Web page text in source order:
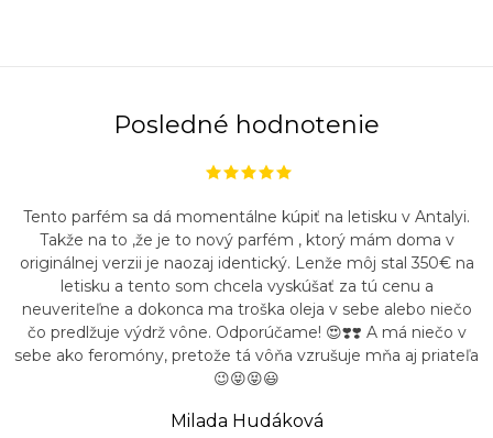
Posledné hodnotenie
Tento parfém sa dá momentálne kúpiť na letisku v Antalyi.
Takže na to ,že je to nový parfém , ktorý mám doma v
originálnej verzii je naozaj identický. Lenže môj stal 350€ na
letisku a tento som chcela vyskúšať za tú cenu a
neuveriteľne a dokonca ma troška oleja v sebe alebo niečo
čo predlžuje výdrž vône. Odporúčame! 😍❣️❣️ A má niečo v
sebe ako feromóny, pretože tá vôňa vzrušuje mňa aj priateľa
😉😝😝😃
Milada Hudáková